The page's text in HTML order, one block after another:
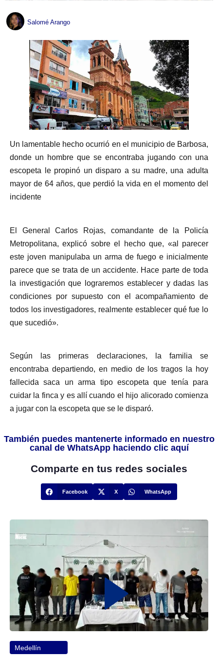
Salomé Arango
Un lamentable hecho ocurrió en el municipio de Barbosa,
donde un hombre que se encontraba jugando con una
escopeta le propinó un disparo a su madre, una adulta
mayor de 64 años, que perdió la vida en el momento del
incidente
El General Carlos Rojas, comandante de la Policía
Metropolitana, explicó sobre el hecho que, «al parecer
este joven manipulaba un arma de fuego e inicialmente
parece que se trata de un accidente. Hace parte de toda
la investigación que lograremos establecer y dadas las
condiciones por supuesto con el acompañamiento de
todos los investigadores, realmente establecer qué fue lo
que sucedió».
Según las primeras declaraciones, la familia se
encontraba departiendo, en medio de los tragos la hoy
fallecida saca un arma tipo escopeta que tenía para
cuidar la finca y es allí cuando el hijo alicorado comienza
a jugar con la escopeta que se le disparó.
También puedes mantenerte informado en nuestro
canal de WhatsApp haciendo clic aquí
Comparte en tus redes sociales
Facebook X WhatsApp
Medellín